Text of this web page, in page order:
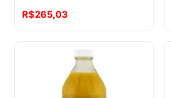
R$265,03